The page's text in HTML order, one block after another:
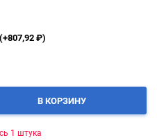
(+807,92₽)
В КОРЗИНУ
1 штука